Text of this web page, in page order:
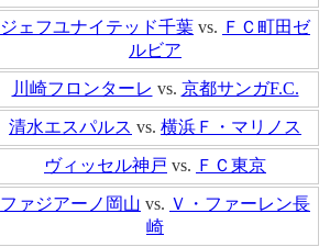
ジェフユナイテッド千葉 vs. ＦＣ町田ゼ
ルビア
川崎フロンターレ vs. 京都サンガF.C.
清水エスパルス vs. 横浜Ｆ・マリノス
ヴィッセル神戸 vs. ＦＣ東京
ファジアーノ岡山 vs. Ｖ・ファーレン長
崎